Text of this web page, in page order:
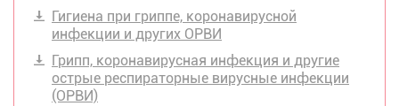
Гигиена при гриппе, коронавирусной
инфекции и других ОРВИ
Грипп, коронавирусная инфекция и другие
острые респираторные вирусные инфекции
(ОРВИ)